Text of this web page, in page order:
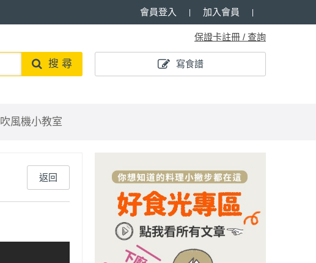
會員登入 加入會員
保證卡註冊 / 查詢
寫食譜
搜 尋
吹風機小教室
返回